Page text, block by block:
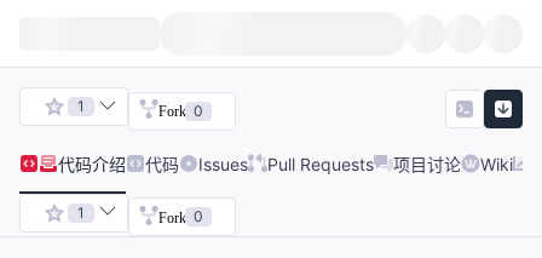
1 Fork 0
代码介绍 代码 Issues Pull Requests 项目讨论 Wiki
1 Fork 0